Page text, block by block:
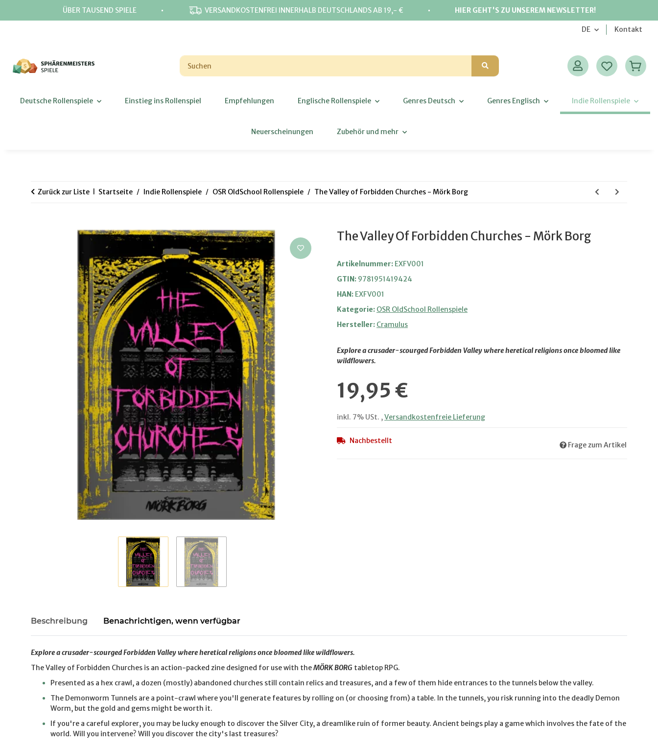
ÜBER TAUSEND SPIELE ⋅ VERSANDKOSTENFREI INNERHALB DEUTSCHLANDS AB 19,- € ⋅ HIER GEHT'S ZU UNSEREM NEWSLETTER!
DE Kontakt
Deutsche Rollenspiele Einstieg ins Rollenspiel Empfehlungen Englische Rollenspiele Genres Deutsch Genres Englisch Indie Rollenspiele
Neuerscheinungen Zubehör und mehr
Zurück zur Liste Startseite Indie Rollenspiele OSR OldSchool Rollenspiele The Valley of Forbidden Churches - Mörk Borg
The Valley Of Forbidden Churches - Mörk Borg
Artikelnummer: EXFV001
GTIN: 9781951419424
HAN: EXFV001
Kategorie: OSR OldSchool Rollenspiele
Hersteller: Cramulus
Explore a crusader-scourged Forbidden Valley where heretical religions once bloomed like
wildflowers.
19,95 €
inkl. 7% USt. ,Versandkostenfreie Lieferung
Nachbestellt Frage zum Artikel
Beschreibung Benachrichtigen, wenn verfügbar
Explore a crusader-scourged Forbidden Valley where heretical religions once bloomed like wildflowers.
The Valley of Forbidden Churches is an action-packed zine designed for use with theMÖRK BORG tabletop RPG.
Presented as a hex crawl, a dozen (mostly) abandoned churches still contain relics and treasures, and a few of them hide entrances to the tunnels below the valley.
The Demonworm Tunnels are a point-crawl where you'll generate features by rolling on (or choosing from) a table. In the tunnels, you risk running into the deadly Demon
Worm, but the gold and gems might be worth it.
If you're a careful explorer, you may be lucky enough to discover the Silver City, a dreamlike ruin of former beauty. Ancient beings play a game which involves the fate of the
world. Will you intervene? Will you discover the city's last treasures?